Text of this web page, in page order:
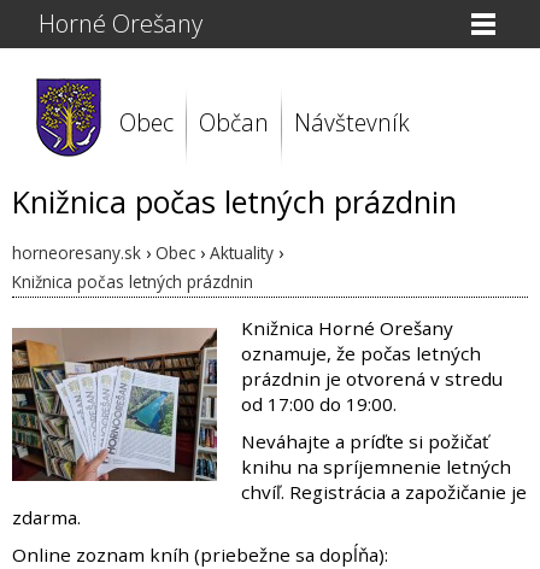
Horné Orešany
Obec Občan Návštevník
Knižnica počas letných prázdnin
horneoresany.sk › Obec › Aktuality ›
Knižnica počas letných prázdnin
Knižnica Horné Orešany
oznamuje, že počas letných
prázdnin je otvorená v stredu
od 17:00 do 19:00.
Neváhajte a príďte si požičať
knihu na spríjemnenie letných
chvíľ. Registrácia a zapožičanie je
zdarma.
Online zoznam kníh (priebežne sa dopĺňa):